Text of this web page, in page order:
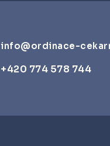
info@ordinace-
+420 774 578 744